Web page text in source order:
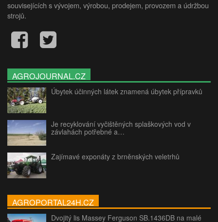
souvisejících s vývojem, výrobou, prodejem, provozem a údržbou
strojů.
AGROJOURNAL.CZ
Úbytek účinných látek znamená úbytek přípravků
Je recyklování vyčištěných splaškových vod v
závlahách potřebné a…
Zajímavé exponáty z brněnských veletrhů
AGROPORTAL24H.CZ
Dvojitý lis Massey Ferguson SB.1436DB na malé